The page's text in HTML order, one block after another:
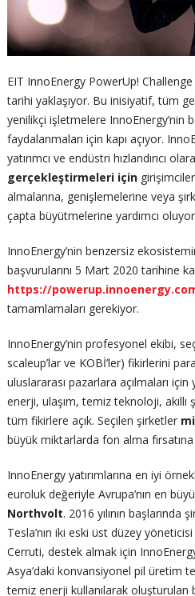
EIT InnoEnergy PowerUp!
tarihi yaklaşıyor. Bu inisiyatif, tüm
yenilikçi işletmelere InnoEnergy’nin
faydalanmaları için kapı açıyor.
yatırımcı ve endüstri hızlandırıcı
gerçekleştirmeleri için
almalarına, genişlemelerine veya
çapta büyütmelerine yardımcı
InnoEnergy’nin benzersiz
başvurularını 5 Mart 2020 tarihine
https://
tamamlamaları gerekiyor.
InnoEnergy’nin profesyonel ekibi,
scaleup’lar ve KOBİ’ler) fikirlerini
uluslararası pazarlara açılmaları için
enerji, ulaşım, temiz teknoloji, akıllı
tüm fikirlere açık. Seçilen şirketler
büyük miktarlarda fon alma
InnoEnergy yatırımlarına en iyi
euroluk değeriyle Avrupa’nın en
Northvolt. 2016 yılının
Tesla’nın iki eski üst düzey
Cerruti, destek almak için
Asya’daki konvansiyonel pil üretim
temiz enerji kullanılarak